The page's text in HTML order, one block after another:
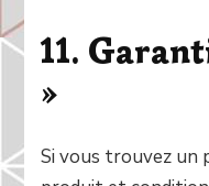
11.
»
Si vous trouvez un